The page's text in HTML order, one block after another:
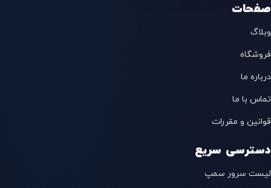
صفحات
وبلاگ
فروشگاه
درباره ما
تماس با ما
قوانین و مقررات
دسترسی سریع
لیست سرور سمپ